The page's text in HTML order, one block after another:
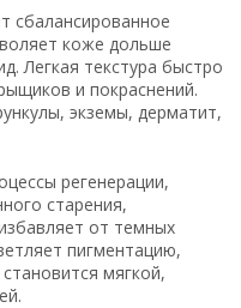
сбалансированное
коже дольше
Легкая текстура быстро
и покраснений.
экземы, дерматит,
регенерации,
старения,
от темных
пигментацию,
мягкой,